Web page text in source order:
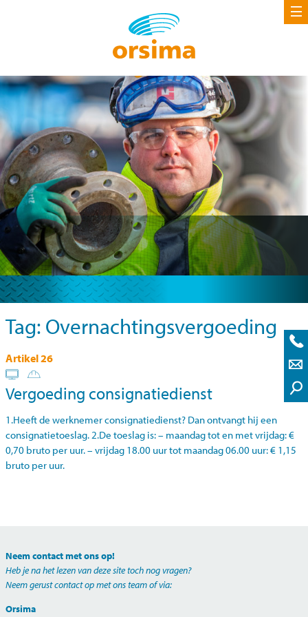
Tag: Overnachtingsvergoeding
Artikel 26
Vergoeding consignatiedienst
1.Heeft de werknemer consignatiedienst? Dan ontvangt hij een
consignatietoeslag. 2.De toeslag is: – maandag tot en met vrijdag: €
0,70 bruto per uur. – vrijdag 18.00 uur tot maandag 06.00 uur: € 1,15
bruto per uur.
Neem contact met ons op!
Heb je na het lezen van deze site toch nog vragen?
Neem gerust contact op metons teamof via:
Orsima